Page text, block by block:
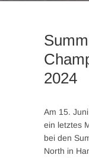
2024
Am 15.
ein letztes
bei den
North in